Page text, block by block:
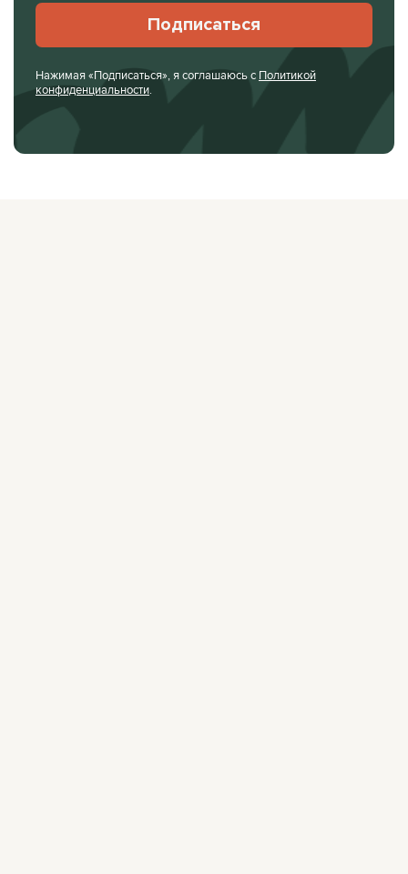
Подписаться
Нажимая «Подписаться», я соглашаюсь с Политикой
конфиденциальности.